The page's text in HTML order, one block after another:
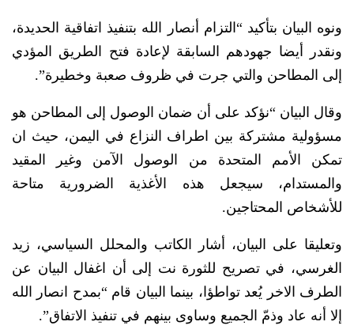
ونوه البيان بتأكيد “التزام أنصار الله بتنفيذ اتفاقية الحديدة،
ونقدر أيضا جهودهم السابقة لإعادة فتح الطريق المؤدي
إلى المطاحن والتي جرت في ظروف صعبة وخطيرة”.
وقال البيان “نؤكد على أن ضمان الوصول إلى المطاحن هو
مسؤولية مشتركة بين اطراف النزاع في اليمن، حيث ان
تمكن الأمم المتحدة من الوصول الآمن وغير المقيد
والمستدام، سيجعل هذه الأغذية الضرورية متاحة
للأشخاص المحتاجين.
وتعليقا على البيان، أشار الكاتب والمحلل السياسي، زيد
الغرسي، في تصريح للثورة نت إلى أن اغفال البيان عن
الطرف الاخر يُعد تواطؤا، بينما البيان قام “بمدح انصار الله
إلا أنه عاد وذمّ الجميع وساوى بينهم في تنفيذ الاتفاق”.